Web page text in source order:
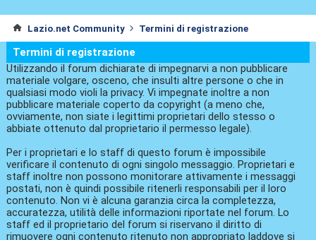
Lazio.net Community Termini di registrazione
Termini di registrazione
Utilizzando il forum dichiarate di impegnarvi a non pubblicare
materiale volgare, osceno, che insulti altre persone o che in
qualsiasi modo violi la privacy. Vi impegnate inoltre a non
pubblicare materiale coperto da copyright (a meno che,
ovviamente, non siate i legittimi proprietari dello stesso o
abbiate ottenuto dal proprietario il permesso legale).
Per i proprietari e lo staff di questo forum è impossibile
verificare il contenuto di ogni singolo messaggio. Proprietari e
staff inoltre non possono monitorare attivamente i messaggi
postati, non è quindi possibile ritenerli responsabili per il loro
contenuto. Non vi è alcuna garanzia circa la completezza,
accuratezza, utilità delle informazioni riportate nel forum. Lo
staff ed il proprietario del forum si riservano il diritto di
rimuovere ogni contenuto ritenuto non appropriato laddove si